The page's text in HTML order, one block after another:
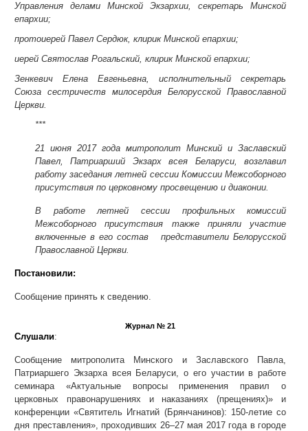
Управления делами Минской Экзархии, секретарь Минской
епархии;
протоиерей Павел Сердюк, клирик Минской епархии;
иерей Святослав Рогальский, клирик Минской епархии;
Зенкевич Елена Евгеньевна, исполнительный секретарь
Союза сестричеств милосердия Белорусской Православной
Церкви.
***
21 июня 2017 года митрополит Минский и Заславский
Павел, Патриарший Экзарх всея Беларуси, возглавил
работу заседания летней сессии Комиссии Межсоборного
присутствия по церковному просвещению и диаконии.
В работе летней сессии профильных комиссий
Межсоборного присутствия также приняли участие
включенные в его состав представители Белорусской
Православной Церкви.
Постановили:
Сообщение принять к сведению.
Журнал № 21
Слушали:
Сообщение митрополита Минского и Заславского Павла,
Патриаршего Экзарха всея Беларуси, о его участии в работе
семинара «Актуальные вопросы применения правил о
церковных правонарушениях и наказаниях (прещениях)» и
конференции «Святитель Игнатий (Брянчанинов): 150-летие со
дня преставления», проходивших 26–27 мая 2017 года в городе